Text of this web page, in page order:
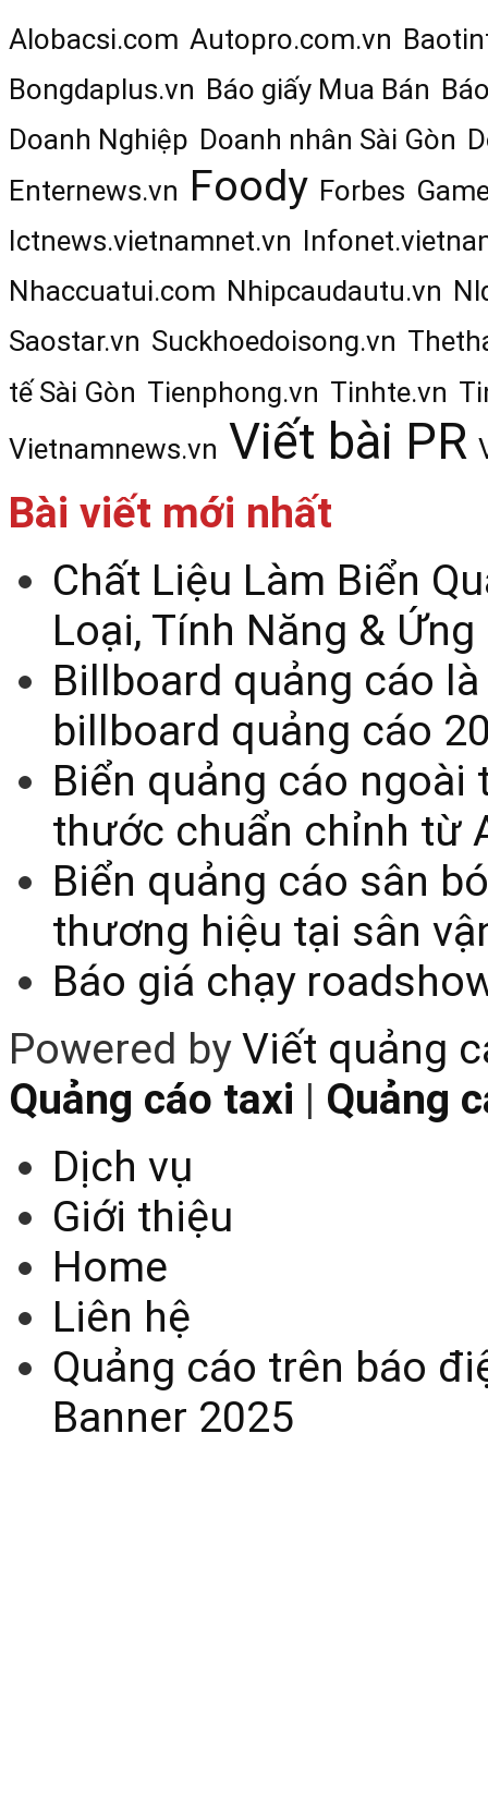
Alobacsi.com Autopro.com.vn
Bongdaplus.vn Báo giấy Mua Bán
Doanh Nghiệp Doanh nhân Sài Gòn
Enternews.vn Foody Forbes
Ictnews.vietnamnet.vn
Nhaccuatui.com Nhipcaudautu.vn
Saostar.vn Suckhoedoisong.vn
tế Sài Gòn Tienphong.vn Tinhte.vn
Vietnamnews.vn Viết bài PR
Bài viết mới nhất
Chất Liệu Làm Biển
Loại, Tính Năng &
Billboard quảng cáo
billboard quảng cáo
Biển quảng cáo
thước chuẩn chỉnh từ
Biển quảng cáo sân
thương hiệu tại sân
Báo giá chạy
Powered byViết quảng
Quảng cáo taxi | Quảng
Dịch vụ
Giới thiệu
Home
Liên hệ
Quảng cáo trên báo
Banner 2025